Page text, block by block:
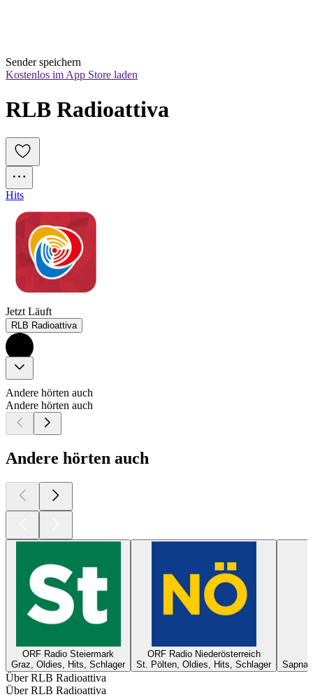
Sender speichern
Kostenlos im App Store laden
RLB Radioattiva
Hits
Jetzt Läuft
RLB Radioattiva
Andere hörten auch
Andere hörten auch
Andere hörten auch
ORF Radio Steiermark
Graz, Oldies, Hits, Schlager
ORF Radio Niederösterreich
St. Pölten, Oldies, Hits, Schlager
Über RLB Radioattiva
Über RLB Radioattiva